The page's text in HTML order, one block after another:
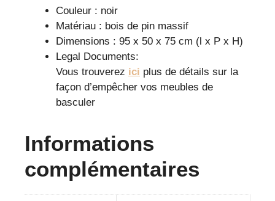
Couleur : noir
Matériau : bois de pin massif
Dimensions : 95 x 50 x 75 cm (l x P x H)
Legal Documents:
Vous trouverez ici plus de détails sur la
façon d’empêcher vos meubles de
basculer
Informations
complémentaires